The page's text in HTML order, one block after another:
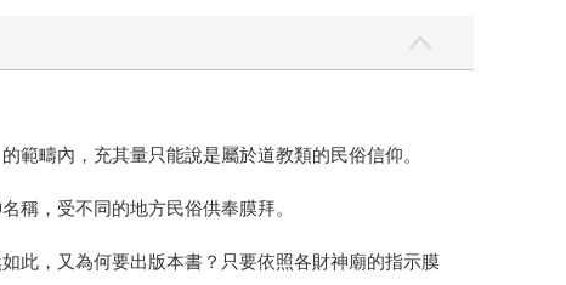
範疇內，充其量只能說是屬於道教類的民俗信仰。
稱，受不同的地方民俗供奉膜拜。
此，又為何要出版本書？只要依照各財神廟的指示膜